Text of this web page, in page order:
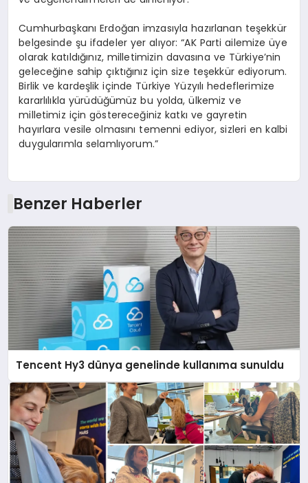
Cumhurbaşkanı Erdoğan imzasıyla hazırlanan teşekkür
belgesinde şu ifadeler yer alıyor: “AK Parti ailemize üye
olarak katıldığınız, milletimizin davasına ve Türkiye’nin
geleceğine sahip çıktığınız için size teşekkür ediyorum.
Birlik ve kardeşlik içinde Türkiye Yüzyılı hedeflerimize
kararlılıkla yürüdüğümüz bu yolda, ülkemiz ve
milletimiz için göstereceğiniz katkı ve gayretin
hayırlara vesile olmasını temenni ediyor, sizleri en kalbi
duygularımla selamlıyorum.”
Benzer Haberler
Tencent Hy3 dünya genelinde kullanıma sunuldu